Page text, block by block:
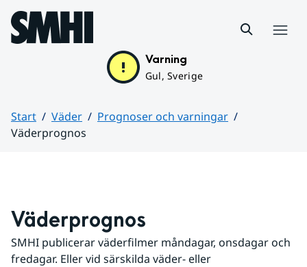
Hoppa till sidans innehåll
Varning
Gul, Sverige
Start Väder
Prognoser och varningar
Väderprognos
Väderprognos
SMHI publicerar väderfilmer måndagar, onsdagar och
fredagar. Eller vid särskilda väder- eller